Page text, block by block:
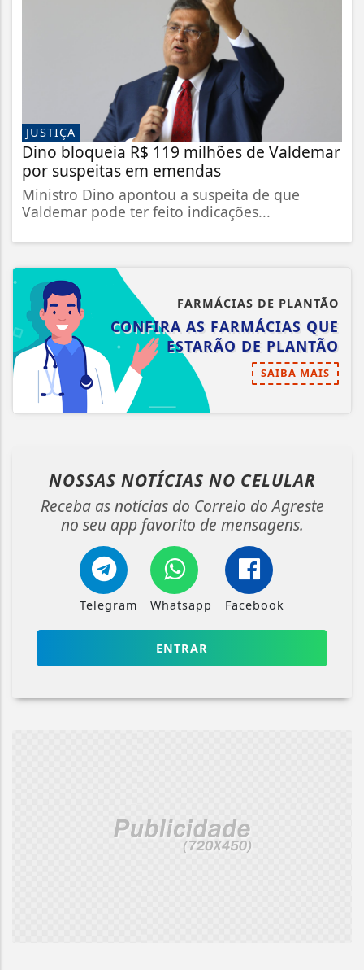
JUSTIÇA
Dino bloqueia R$ 119 milhões de Valdemar
por suspeitas em emendas
Ministro Dino apontou a suspeita de que
Valdemar pode ter feito indicações...
FARMÁCIAS DE PLANTÃO
CONFIRA AS FARMÁCIAS QUE
ESTARÃO DE PLANTÃO
SAIBA MAIS
NOSSAS NOTÍCIAS NO CELULAR
Receba as notícias do Correio do Agreste
no seu app favorito de mensagens.
Telegram Whatsapp Facebook
ENTRAR